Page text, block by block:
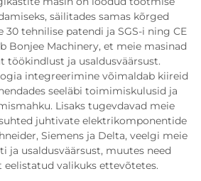
säilitades samas kõrged
30 tehnilise patendi ja SGS-i ning CE
Bonjee Machinery, et meie masinad
töökindlust ja usaldusväärsust.
integreerimine võimaldab kiireid
seeläbi toimimiskulusid ja
Lisaks tugevdavad meie
juhtivate elektrikomponentide
Siemens ja Delta, veelgi meie
ja usaldusväärsust, muutes need
eelistatud valikuks ettevõtetes.